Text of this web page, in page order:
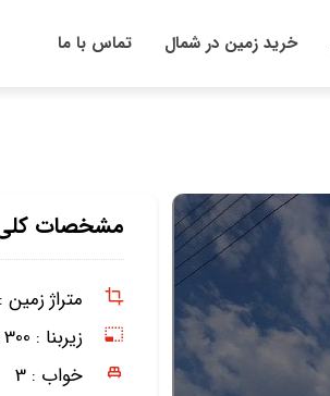
خرید زمین در شمال تماس با ما
مشخصات
متراژ زمین :
زیربنا : 300 متر
خواب : 3